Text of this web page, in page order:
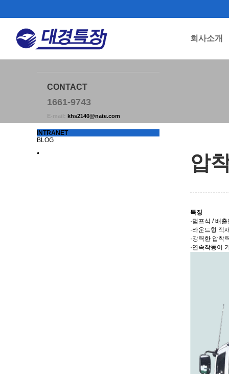
회사소개
하위분류 하위분류
압
특징
·덤프식 / 배
·라운드형 적
·강력한 압착
·연속작동이
CONTACT
1661-9743
E-mail: khs2140@nate.com
INTRANET
BLOG